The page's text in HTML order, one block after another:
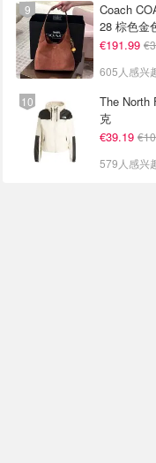
Coach
28 棕色金
€191.99
605人感兴
The North
克
€39.19
579人感兴